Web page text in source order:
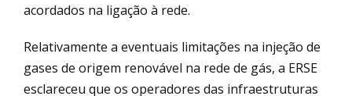
acordados na ligação à rede.
Relativamente a eventuais limitações na injeção de
gases de origem renovável na rede de gás, a ERSE
esclareceu que os operadores das infraestruturas